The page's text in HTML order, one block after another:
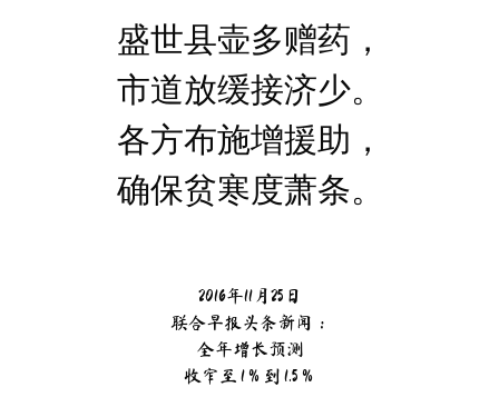
盛世县壶多赠药，
市道放缓接济少。
各方布施增援助，
确保贫寒度萧条。
2016年11月25日
联合早报头条新闻：
全年增长预测
收窄至 1％到 1.5％